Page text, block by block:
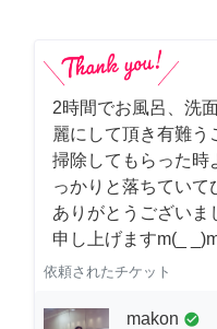
2時間でお風呂、洗
麗にして頂き有難う
掃除してもらった時
っかりと落ちていて
ありがとうございま
申し上げますm(_
依頼されたチケット
makon check_circle